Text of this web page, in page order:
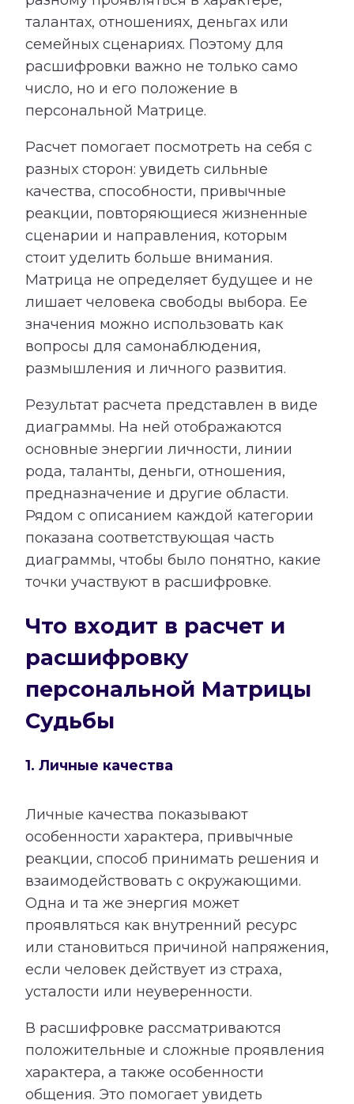
талантах, отношениях, деньгах или
семейных сценариях. Поэтому для
расшифровки важно не только само
число, но и его положение в
персональной Матрице.
Расчет помогает посмотреть на себя с
разных сторон: увидеть сильные
качества, способности, привычные
реакции, повторяющиеся жизненные
сценарии и направления, которым
стоит уделить больше внимания.
Матрица не определяет будущее и не
лишает человека свободы выбора. Ее
значения можно использовать как
вопросы для самонаблюдения,
размышления и личного развития.
Результат расчета представлен в виде
диаграммы. На ней отображаются
основные энергии личности, линии
рода, таланты, деньги, отношения,
предназначение и другие области.
Рядом с описанием каждой категории
показана соответствующая часть
диаграммы, чтобы было понятно, какие
точки участвуют в расшифровке.
Что входит в расчет и
расшифровку
персональной Матрицы
Судьбы
1. Личные качества
Личные качества показывают
особенности характера, привычные
реакции, способ принимать решения и
взаимодействовать с окружающими.
Одна и та же энергия может
проявляться как внутренний ресурс
или становиться причиной напряжения,
если человек действует из страха,
усталости или неуверенности.
В расшифровке рассматриваются
положительные и сложные проявления
характера, а также особенности
общения. Это помогает увидеть